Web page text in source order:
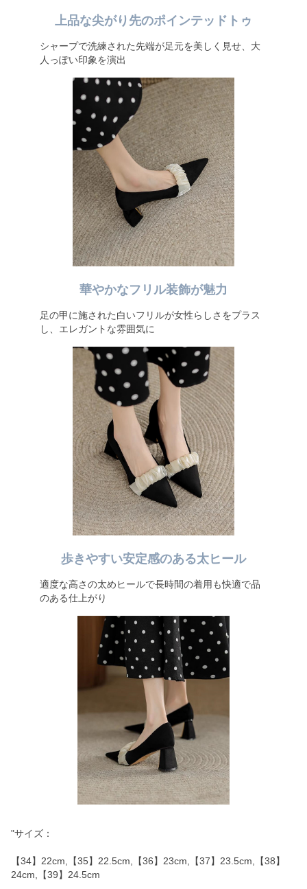
上品な尖がり先のポインテッドトゥ
シャープで洗練された先端が足元を美しく見せ、大
人っぽい印象を演出
華やかなフリル装飾が魅力
足の甲に施された白いフリルが女性らしさをプラス
し、エレガントな雰囲気に
歩きやすい安定感のある太ヒール
適度な高さの太めヒールで長時間の着用も快適で品
のある仕上がり
"サイズ：
【34】22cm,【35】22.5cm,【36】23cm,【37】23.5cm,【38】
24cm,【39】24.5cm